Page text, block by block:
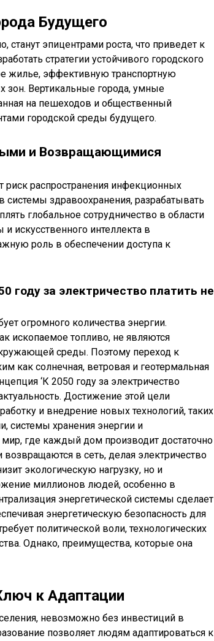
Будущего
станут эпицентрами роста, что приведет к
стратегии устойчивого городского
жилье, эффективную транспортную
зон. Вертикальные города, умные
на пешеходов и общественный
городской среды будущего.
и Возвращающимися
риск распространения инфекционных
здравоохранения, разрабатывать
глобальное сотрудничество в области
искусственного интеллекта в
роль в обеспечении доступа к
году за электричество платить не
огромного количества энергии.
ископаемое топливо, не являются
среды. Поэтому переход к
как солнечная, ветровая и геотермальная
‘К 2050 году за электричество
Достижение этой цели
и внедрение новых технологий, таких
системы хранения энергии и
мир, где каждый дом производит достаточно
в сеть, делая электричество
экологическую нагрузку, но и
миллионов людей, особенно в
энергетической системы сделает
энергетическую безопасность для
политической воли, технологических
Однако, преимущества, которые она
к Адаптации
невозможно без инвестиций в
позволяет людям адаптироваться к